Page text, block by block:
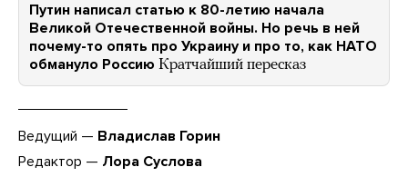
Путин написал статью к 80-летию начала
Великой Отечественной войны. Но речь в ней
почему-то опять про Украину и про то, как НАТО
обмануло Россию Кратчайший пересказ
Ведущий — Владислав Горин
Редактор — Лора Суслова